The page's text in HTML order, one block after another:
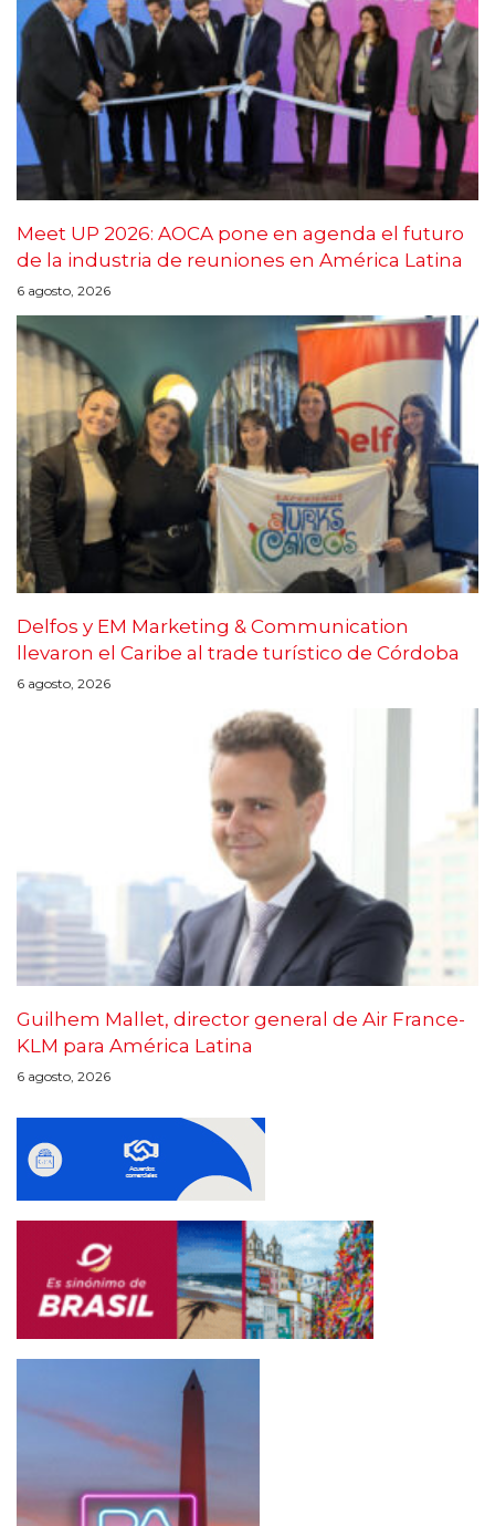
Meet UP 2026: AOCA pone en agenda el futuro
de la industria de reuniones en América Latina
6 agosto, 2026
Delfos y EM Marketing & Communication
llevaron el Caribe al trade turístico de Córdoba
6 agosto, 2026
Guilhem Mallet, director general de Air France-
KLM para América Latina
6 agosto, 2026